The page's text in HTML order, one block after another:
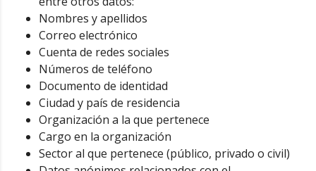
Nombres y apellidos
Correo electrónico
Cuenta de redes sociales
Números de teléfono
Documento de identidad
Ciudad y país de residencia
Organización a la que pertenece
Cargo en la organización
Sector al que pertenece (público, privado o civil)